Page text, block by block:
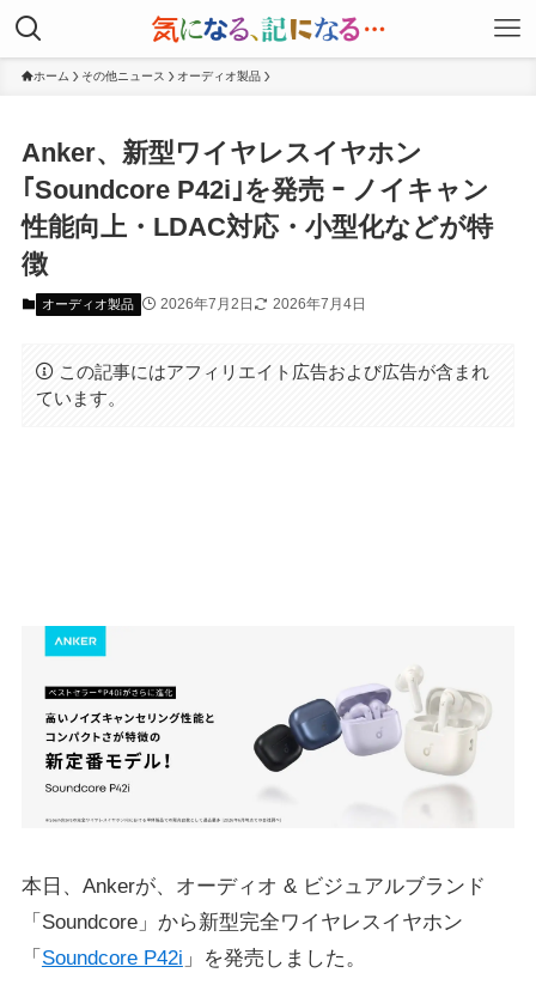
ホーム その他ニュース オーディオ製品
Anker、新型ワイヤレスイヤホン
｢Soundcore P42i｣を発売 ｰ ノイキャン
性能向上・LDAC対応・小型化などが特
徴
オーディオ製品 2026年7月2日 2026年7月4日
この記事にはアフィリエイト広告および広告が含まれ
ています。
本日、Ankerが、オーディオ & ビジュアルブランド
「Soundcore」から新型完全ワイヤレスイヤホン
「 Soundcore P42i 」を発売しました。